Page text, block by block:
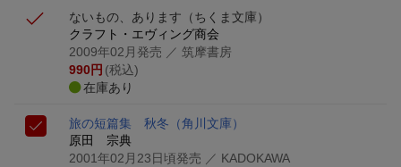
ないもの、あります （ちくま文庫）
クラフト・エヴィング商会
2009年02月発売 ／ 筑摩書房
990円 (税込)
在庫あり
旅の短篇集 秋冬 （角川文庫）
原田 宗典
2001年02月23日頃発売 ／ KADOKAWA